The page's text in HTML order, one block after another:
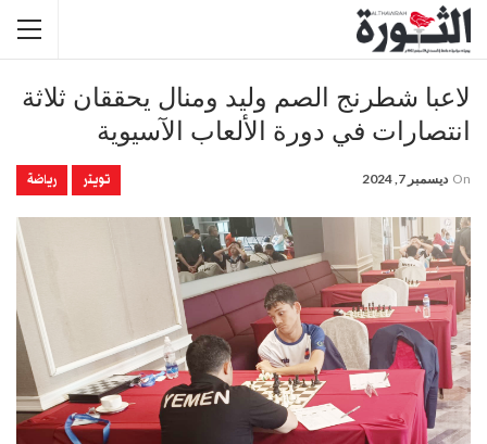
لاعبا شطرنج الصم وليد ومنال يحققان ثلاثة
انتصارات في دورة الألعاب الآسيوية
تويتر رياضة On ديسمبر 7, 2024